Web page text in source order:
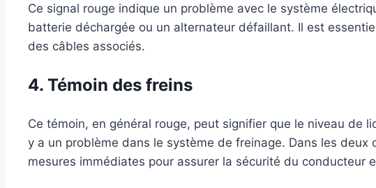
Ce signal rouge indique un problème avec le système
batterie déchargée ou un alternateur défaillant. Il est
des câbles associés.
4. Témoin des freins
Ce témoin, en général rouge, peut signifier que le niveau de
y a un problème dans le système de freinage. Dans les
mesures immédiates pour assurer la sécurité du conducteur